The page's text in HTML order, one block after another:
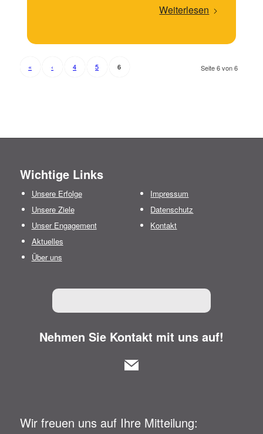
Weiterlesen
Seite 6 von 6
« ‹ 4 5 6
Wichtige Links
Unsere Erfolge
Unsere Ziele
Unser Engagement
Aktuelles
Über uns
Impressum
Datenschutz
Kontakt
Nehmen Sie Kontakt mit uns auf!
Wir freuen uns auf Ihre Mitteilung: